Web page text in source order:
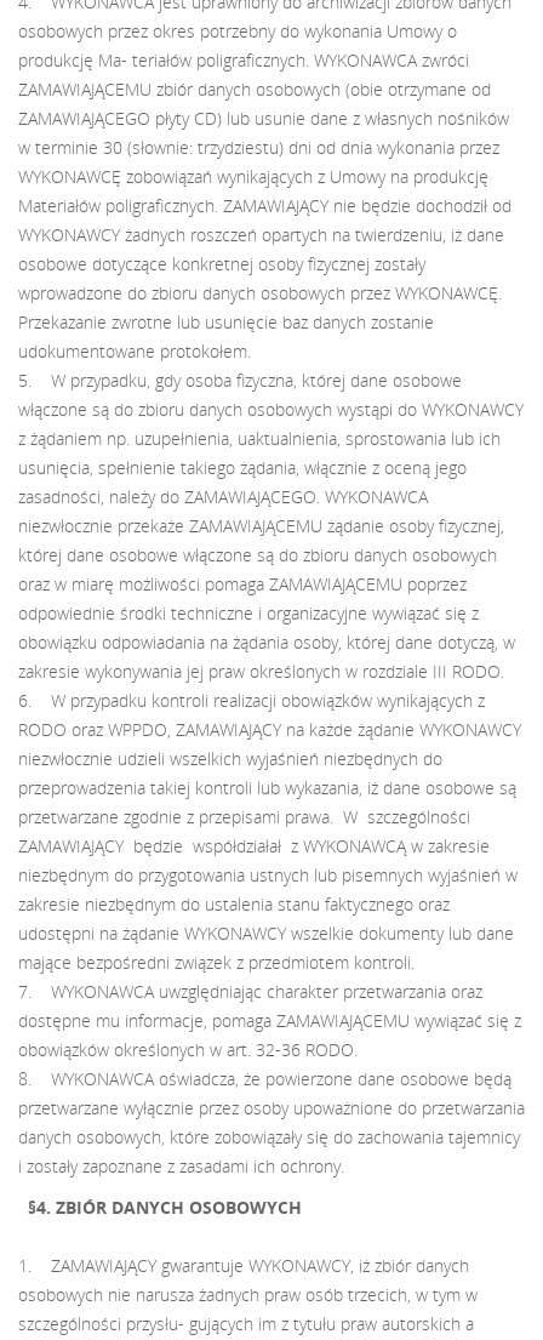
osobowych przez okres potrzebny do wykonania Umowy o
produkcję Ma- teriałów poligraficznych. WYKONAWCA zwróci
ZAMAWIAJĄCEMU zbiór danych osobowych (obie otrzymane od
ZAMAWIAJĄCEGO płyty CD) lub usunie dane z własnych nośników
w terminie 30 (słownie: trzydziestu) dni od dnia wykonania przez
WYKONAWCĘ zobowiązań wynikających z Umowy na produkcję
Materiałów poligraficznych. ZAMAWIAJĄCY nie będzie dochodził od
WYKONAWCY żadnych roszczeń opartych na twierdzeniu, iż dane
osobowe dotyczące konkretnej osoby fizycznej zostały
wprowadzone do zbioru danych osobowych przez WYKONAWCĘ.
Przekazanie zwrotne lub usunięcie baz danych zostanie
udokumentowane protokołem.
5. W przypadku, gdy osoba fizyczna, której dane osobowe
włączone są do zbioru danych osobowych wystąpi do WYKONAWCY
z żądaniem np. uzupełnienia, uaktualnienia, sprostowania lub ich
usunięcia, spełnienie takiego żądania, włącznie z oceną jego
zasadności, należy do ZAMAWIAJĄCEGO. WYKONAWCA
niezwłocznie przekaże ZAMAWIAJĄCEMU żądanie osoby fizycznej,
której dane osobowe włączone są do zbioru danych osobowych
oraz w miarę możliwości pomaga ZAMAWIAJĄCEMU poprzez
odpowiednie środki techniczne i organizacyjne wywiązać się z
obowiązku odpowiadania na żądania osoby, której dane dotyczą, w
zakresie wykonywania jej praw określonych w rozdziale III RODO.
6. W przypadku kontroli realizacji obowiązków wynikających z
RODO oraz WPPDO, ZAMAWIAJĄCY na każde żądanie WYKONAWCY
niezwłocznie udzieli wszelkich wyjaśnień niezbędnych do
przeprowadzenia takiej kontroli lub wykazania, iż dane osobowe są
przetwarzane zgodnie z przepisami prawa. W szczególności
ZAMAWIAJĄCY będzie współdziałał z WYKONAWCĄ w zakresie
niezbędnym do przygotowania ustnych lub pisemnych wyjaśnień w
zakresie niezbędnym do ustalenia stanu faktycznego oraz
udostępni na żądanie WYKONAWCY wszelkie dokumenty lub dane
mające bezpośredni związek z przedmiotem kontroli.
7. WYKONAWCA uwzględniając charakter przetwarzania oraz
dostępne mu informacje, pomaga ZAMAWIAJĄCEMU wywiązać się z
obowiązków określonych w art. 32-36 RODO.
8. WYKONAWCA oświadcza, że powierzone dane osobowe będą
przetwarzane wyłącznie przez osoby upoważnione do przetwarzania
danych osobowych, które zobowiązały się do zachowania tajemnicy
i zostały zapoznane z zasadami ich ochrony.
§4. ZBIÓR DANYCH OSOBOWYCH
1. ZAMAWIAJĄCY gwarantuje WYKONAWCY, iż zbiór danych
osobowych nie narusza żadnych praw osób trzecich, w tym w
szczególności przysłu- gujących im z tytułu praw autorskich a